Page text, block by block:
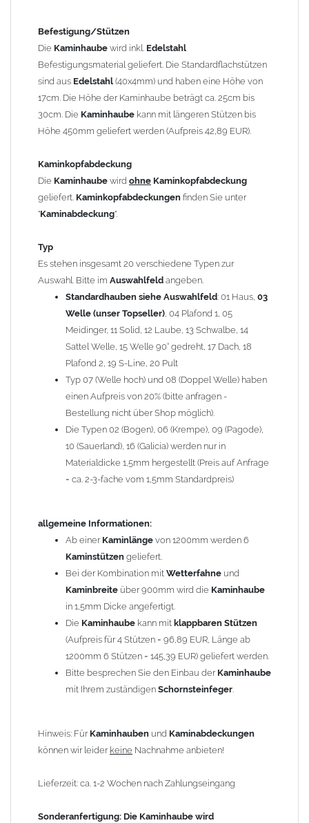
1,5mm hergestellt (Preis auf Anfrage = ca. 2-3-fache vom
1,5mm Standardpreis)
allgemeine Informationen:
Ab einer Kaminlängevon 1200mm werden 6
Kaminstützengeliefert.
Bei der Kombination mitWetterfahneundKaminbreite
angefertigt.
DieKaminhaubekann mitklappbaren Stützen
für 4 Stützen = 96,89 EUR, Länge ab 1200mm 6 Stützen =
145,39 EUR) geliefert werden.
Ihrem zuständigen
Hinweis: FürKaminhaubenundKaminabdeckungenkönnen wir
Nachnahme anbieten!
Lieferzeit: ca. 1-2 Wochen nach Zahlungseingang
Sonderanfertigung: Die Kaminhaube wird kundenspezifisch
angefertigt - keine Rücknahme möglich!
Zum Bild vergößern, bitte auf das Bild klicken!
Befestigung/Stützen
Die Kaminhaube wird inkl. Edelstahl
Befestigungsmaterial geliefert. Die Standardflachstützen
sind aus Edelstahl (40x4mm) und haben eine Höhe von
17cm. Die Höhe der Kaminhaube beträgt ca. 25cm bis
30cm. Die Kaminhaube kann mit längeren Stützen bis
Höhe 450mm geliefert werden (Aufpreis 42,89 EUR).
Kaminkopfabdeckung
Die Kaminhaube wird ohne Kaminkopfabdeckung
geliefert. Kaminkopfabdeckungen finden Sie unter
"Kaminabdeckung".
Typ
Es stehen insgesamt 20 verschiedene Typen zur
Auswahl. Bitte im Auswahlfeld angeben.
Standardhauben siehe Auswahlfeld: 01 Haus, 03
Welle (unser Topseller), 04 Plafond 1, 05
Meidinger, 11 Solid, 12 Laube, 13 Schwalbe, 14
Sattel Welle, 15 Welle 90° gedreht, 17 Dach, 18
Plafond 2, 19 S-Line, 20 Pult
Typ 07 (Welle hoch) und 08 (Doppel Welle) haben
einen Aufpreis von 20% (bitte anfragen -
Bestellung nicht über Shop möglich).
Die Typen 02 (Bogen), 06 (Krempe), 09 (Pagode),
10 (Sauerland), 16 (Galicia) werden nur in
Materialdicke 1,5mm hergestellt (Preis auf Anfrage
= ca. 2-3-fache vom 1,5mm Standardpreis)
allgemeine Informationen:
Ab einer Kaminlänge von 1200mm werden 6
Kaminstützen geliefert.
Bei der Kombination mit Wetterfahne und
Kaminbreite über 900mm wird die Kaminhaube
in 1,5mm Dicke angefertigt.
Die Kaminhaube kann mit klappbaren Stützen
(Aufpreis für 4 Stützen = 96,89 EUR, Länge ab
1200mm 6 Stützen = 145,39 EUR) geliefert werden.
Bitte besprechen Sie den Einbau der Kaminhaube
mit Ihrem zuständigen Schornsteinfeger.
Hinweis: Für Kaminhauben und Kaminabdeckungen
können wir leider keine Nachnahme anbieten!
Lieferzeit: ca. 1-2 Wochen nach Zahlungseingang
Sonderanfertigung: Die Kaminhaube wird